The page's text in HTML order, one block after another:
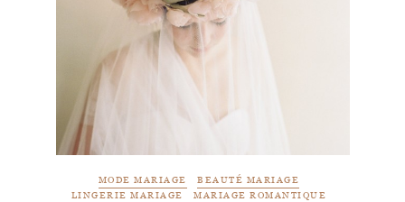
MODE MARIAGE
BEAUTÉ MARIAGE
LINGERIE MARIAGE
MARIAGE ROMANTIQUE